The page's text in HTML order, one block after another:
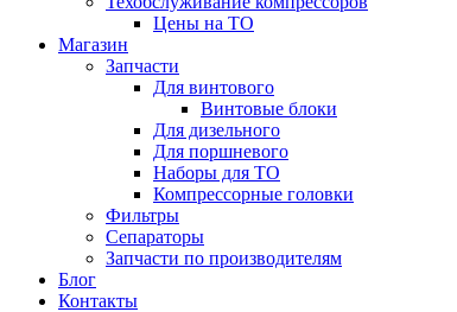
Цены на ТО
Магазин
Запчасти
Для винтового
Винтовые блоки
Для дизельного
Для поршневого
Наборы для ТО
Компрессорные головки
Фильтры
Сепараторы
Запчасти по производителям
Блог
Контакты